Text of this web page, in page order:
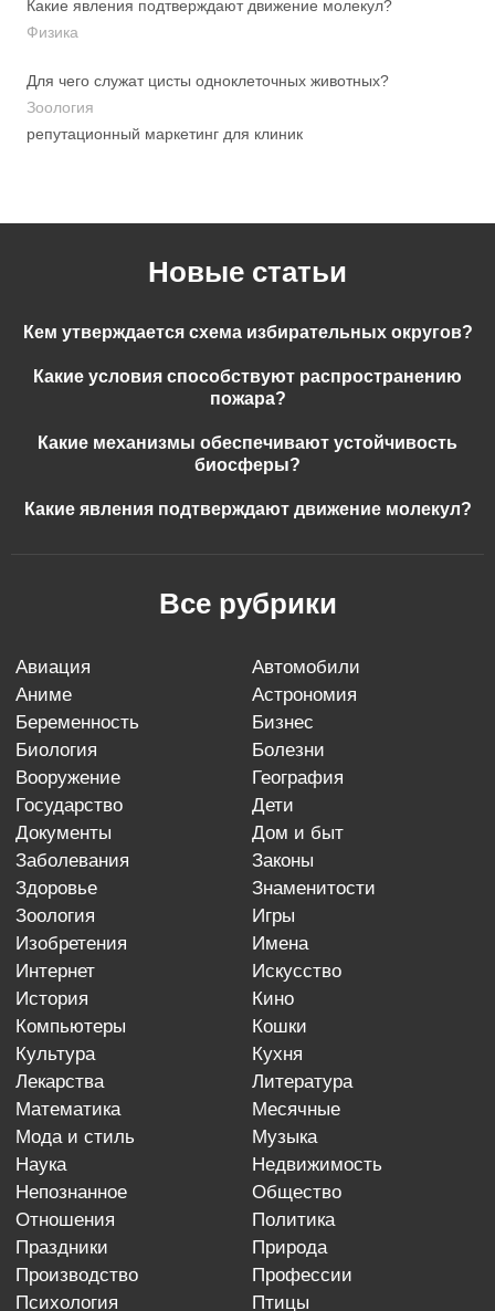
Какие явления подтверждают движение молекул?
Физика
Для чего служат цисты одноклеточных животных?
Зоология
репутационный маркетинг для клиник
Новые статьи
Кем утверждается схема избирательных округов?
Какие условия способствуют распространению
пожара?
Какие механизмы обеспечивают устойчивость
биосферы?
Какие явления подтверждают движение молекул?
Все рубрики
авиация
автомобили
аниме
астрономия
беременность
бизнес
биология
болезни
вооружение
география
государство
дети
документы
дом и быт
заболевания
законы
здоровье
знаменитости
зоология
игры
изобретения
имена
интернет
искусство
история
кино
компьютеры
кошки
культура
кухня
лекарства
литература
математика
месячные
мода и стиль
музыка
наука
недвижимость
непознанное
общество
отношения
политика
праздники
природа
производство
профессии
психология
птицы